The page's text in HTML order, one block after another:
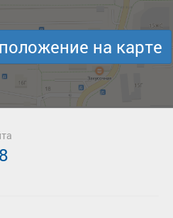
на карте